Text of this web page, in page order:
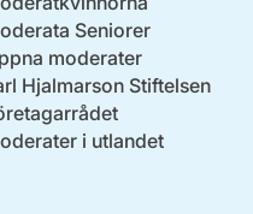
Seniorer
moderater
Hjalmarson Stiftelsen
i utlandet